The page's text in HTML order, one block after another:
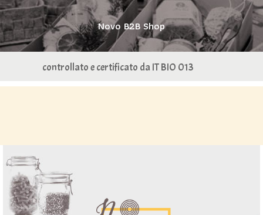
Novo B2B Shop
controllato e certificato da IT BIO 013